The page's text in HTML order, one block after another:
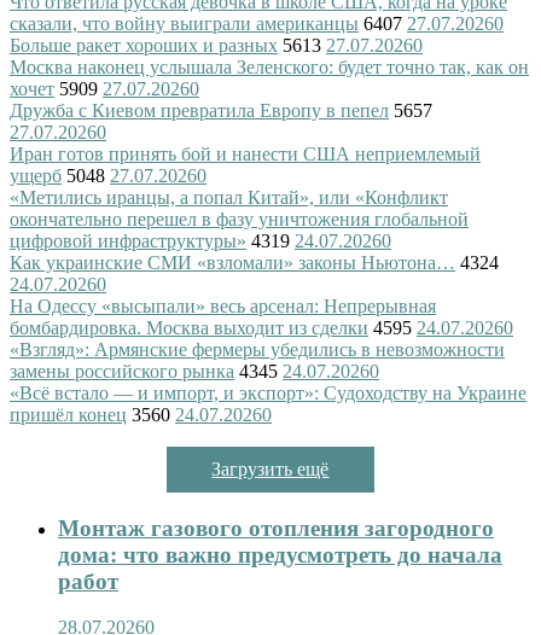
сказали, что войну выиграли американцы 6407 27.07.20260
Больше ракет хороших и разных 5613 27.07.20260
Москва наконец услышала Зеленского: будет точно так, как он
хочет 5909 27.07.20260
Дружба с Киевом превратила Европу в пепел 5657
27.07.20260
Иран готов принять бой и нанести США неприемлемый
ущерб 5048 27.07.20260
«Метились иранцы, а попал Китай», или «Конфликт
окончательно перешел в фазу уничтожения глобальной
цифровой инфраструктуры» 4319 24.07.20260
Как украинские СМИ «взломали» законы Ньютона… 4324
24.07.20260
На Одессу «высыпали» весь арсенал: Непрерывная
бомбардировка. Москва выходит из сделки 4595 24.07.20260
«Взгляд»: Армянские фермеры убедились в невозможности
замены российского рынка 4345 24.07.20260
«Всё встало — и импорт, и экспорт»: Судоходству на Украине
пришёл конец 3560 24.07.20260
Загрузить ещё
Монтаж газового отопления загородного
дома: что важно предусмотреть до начала
работ
28.07.20260